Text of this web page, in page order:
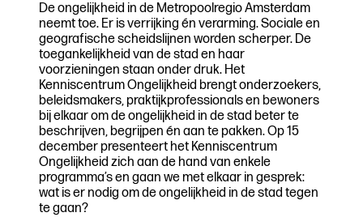
De ongelijkheid in de Metropoolregio Amsterdam
neemt toe. Er is verrijking én verarming. Sociale en
geografische scheidslijnen worden scherper. De
toegankelijkheid van de stad en haar
voorzieningen staan onder druk. Het
Kenniscentrum Ongelijkheid brengt onderzoekers,
beleidsmakers, praktijkprofessionals en bewoners
bij elkaar om de ongelijkheid in de stad beter te
beschrijven, begrijpen én aan te pakken. Op 15
december presenteert het Kenniscentrum
Ongelijkheid zich aan de hand van enkele
programma’s en gaan we met elkaar in gesprek:
wat is er nodig om de ongelijkheid in de stad tegen
te gaan?